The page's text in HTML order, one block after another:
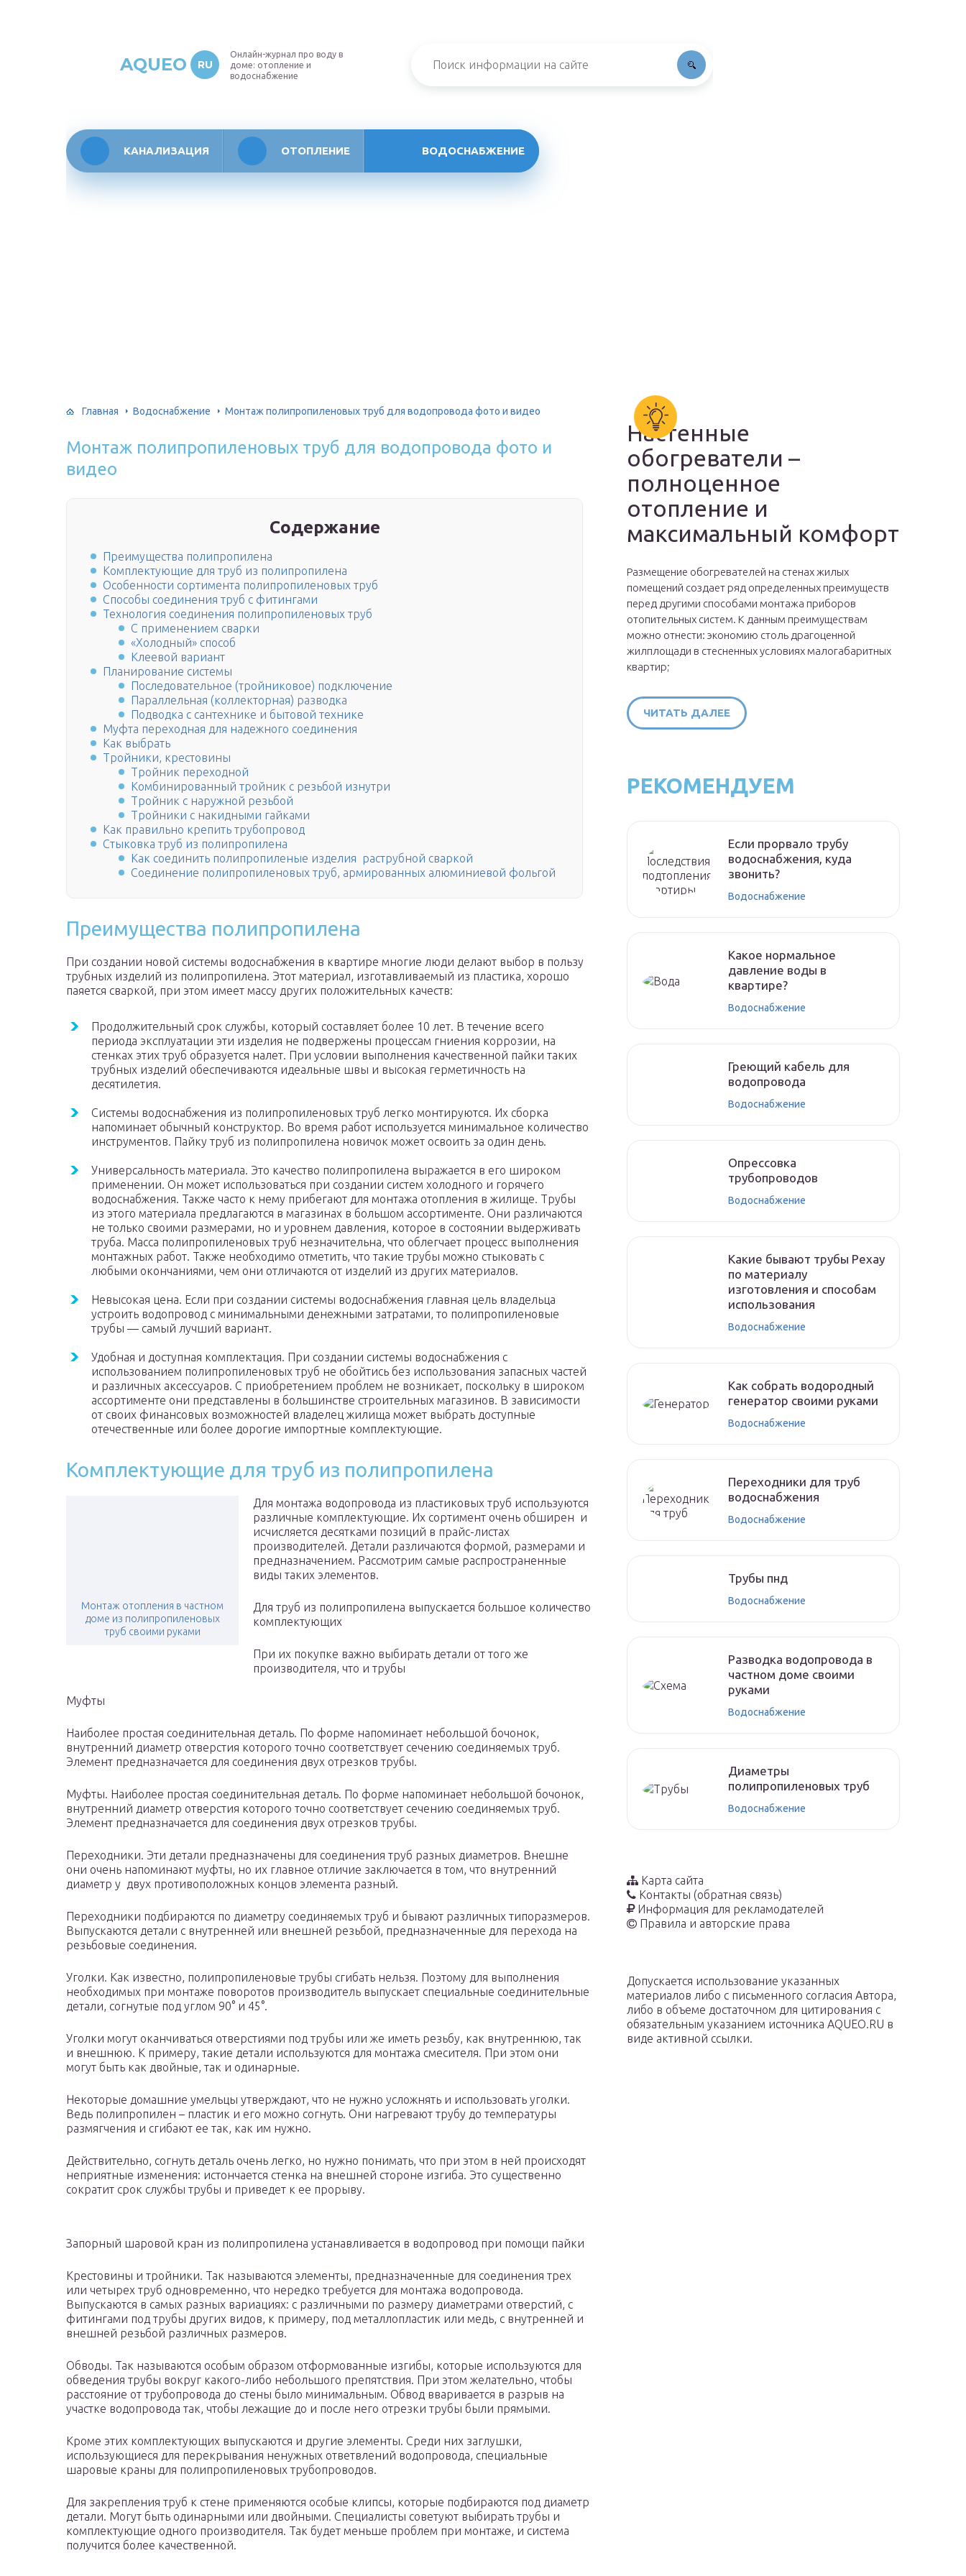
AQUEO RU
Онлайн-журнал про воду в
доме: отопление и
водоснабжение
КАНАЛИЗАЦИЯ ОТОПЛЕНИЕ ВОДОСНАБЖЕНИЕ
Главная Водоснабжение Монтаж полипропиленовых труб для водопровода фото и видео
Монтаж полипропиленовых труб для водопровода фото и
видео
Содержание
Преимущества полипропилена
Комплектующие для труб из полипропилена
Особенности сортимента полипропиленовых труб
Способы соединения труб с фитингами
Технология соединения полипропиленовых труб
С применением сварки
«Холодный» способ
Клеевой вариант
Планирование системы
Последовательное (тройниковое) подключение
Параллельная (коллекторная) разводка
Подводка с сантехнике и бытовой технике
Муфта переходная для надежного соединения
Как выбрать
Тройники, крестовины
Тройник переходной
Комбинированный тройник с резьбой изнутри
Тройник с наружной резьбой
Тройники с накидными гайками
Как правильно крепить трубопровод
Стыковка труб из полипропилена
Как соединить полипропиленые изделия раструбной сваркой
Соединение полипропиленовых труб, армированных алюминиевой фольгой
Преимущества полипропилена
При создании новой системы водоснабжения в квартире многие люди делают выбор в пользу
трубных изделий из полипропилена. Этот материал, изготавливаемый из пластика, хорошо
паяется сваркой, при этом имеет массу других положительных качеств:
Продолжительный срок службы, который составляет более 10 лет. В течение всего
периода эксплуатации эти изделия не подвержены процессам гниения коррозии, на
стенках этих труб образуется налет. При условии выполнения качественной пайки таких
трубных изделий обеспечиваются идеальные швы и высокая герметичность на
десятилетия.
Системы водоснабжения из полипропиленовых труб легко монтируются. Их сборка
напоминает обычный конструктор. Во время работ используется минимальное количество
инструментов. Пайку труб из полипропилена новичок может освоить за один день.
Универсальность материала. Это качество полипропилена выражается в его широком
применении. Он может использоваться при создании систем холодного и горячего
водоснабжения. Также часто к нему прибегают для монтажа отопления в жилище. Трубы
из этого материала предлагаются в магазинах в большом ассортименте. Они различаются
не только своими размерами, но и уровнем давления, которое в состоянии выдерживать
труба. Масса полипропиленовых труб незначительна, что облегчает процесс выполнения
монтажных работ. Также необходимо отметить, что такие трубы можно стыковать с
любыми окончаниями, чем они отличаются от изделий из других материалов.
Невысокая цена. Если при создании системы водоснабжения главная цель владельца
устроить водопровод с минимальными денежными затратами, то полипропиленовые
трубы — самый лучший вариант.
Удобная и доступная комплектация. При создании системы водоснабжения с
использованием полипропиленовых труб не обойтись без использования запасных частей
и различных аксессуаров. С приобретением проблем не возникает, поскольку в широком
ассортименте они представлены в большинстве строительных магазинов. В зависимости
от своих финансовых возможностей владелец жилища может выбрать доступные
отечественные или более дорогие импортные комплектующие.
Комплектующие для труб из полипропилена
Монтаж отопления в частном
доме из полипропиленовых
труб своими руками
Для монтажа водопровода из пластиковых труб используются
различные комплектующие. Их сортимент очень обширен и
исчисляется десятками позиций в прайс-листах
производителей. Детали различаются формой, размерами и
предназначением. Рассмотрим самые распространенные
виды таких элементов.
Для труб из полипропилена выпускается большое количество
комплектующих
При их покупке важно выбирать детали от того же
производителя, что и трубы
Муфты
Наиболее простая соединительная деталь. По форме напоминает небольшой бочонок,
внутренний диаметр отверстия которого точно соответствует сечению соединяемых труб.
Элемент предназначается для соединения двух отрезков трубы.
Муфты. Наиболее простая соединительная деталь. По форме напоминает небольшой бочонок,
внутренний диаметр отверстия которого точно соответствует сечению соединяемых труб.
Элемент предназначается для соединения двух отрезков трубы.
Переходники. Эти детали предназначены для соединения труб разных диаметров. Внешне
они очень напоминают муфты, но их главное отличие заключается в том, что внутренний
диаметр у двух противоположных концов элемента разный.
Переходники подбираются по диаметру соединяемых труб и бывают различных типоразмеров.
Выпускаются детали с внутренней или внешней резьбой, предназначенные для перехода на
резьбовые соединения.
Уголки. Как известно, полипропиленовые трубы сгибать нельзя. Поэтому для выполнения
необходимых при монтаже поворотов производитель выпускает специальные соединительные
детали, согнутые под углом 90° и 45°.
Уголки могут оканчиваться отверстиями под трубы или же иметь резьбу, как внутреннюю, так
и внешнюю. К примеру, такие детали используются для монтажа смесителя. При этом они
могут быть как двойные, так и одинарные.
Некоторые домашние умельцы утверждают, что не нужно усложнять и использовать уголки.
Ведь полипропилен – пластик и его можно согнуть. Они нагревают трубу до температуры
размягчения и сгибают ее так, как им нужно.
Действительно, согнуть деталь очень легко, но нужно понимать, что при этом в ней происходят
неприятные изменения: истончается стенка на внешней стороне изгиба. Это существенно
сократит срок службы трубы и приведет к ее прорыву.
Запорный шаровой кран из полипропилена устанавливается в водопровод при помощи пайки
Крестовины и тройники. Так называются элементы, предназначенные для соединения трех
или четырех труб одновременно, что нередко требуется для монтажа водопровода.
Выпускаются в самых разных вариациях: с различными по размеру диаметрами отверстий, с
фитингами под трубы других видов, к примеру, под металлопластик или медь, с внутренней и
внешней резьбой различных размеров.
Обводы. Так называются особым образом отформованные изгибы, которые используются для
обведения трубы вокруг какого-либо небольшого препятствия. При этом желательно, чтобы
расстояние от трубопровода до стены было минимальным. Обвод вваривается в разрыв на
участке водопровода так, чтобы лежащие до и после него отрезки трубы были прямыми.
Кроме этих комплектующих выпускаются и другие элементы. Среди них заглушки,
использующиеся для перекрывания ненужных ответвлений водопровода, специальные
шаровые краны для полипропиленовых трубопроводов.
Для закрепления труб к стене применяются особые клипсы, которые подбираются под диаметр
детали. Могут быть одинарными или двойными. Специалисты советуют выбирать трубы и
комплектующие одного производителя. Так будет меньше проблем при монтаже, и система
получится более качественной.
Настенные
обогреватели –
полноценное
отопление и
максимальный комфорт
Размещение обогревателей на стенах жилых
помещений создает ряд определенных преимуществ
перед другими способами монтажа приборов
отопительных систем. К данным преимуществам
можно отнести: экономию столь драгоценной
жилплощади в стесненных условиях малогабаритных
квартир;
ЧИТАТЬ ДАЛЕЕ
РЕКОМЕНДУЕМ
Если прорвало трубу
водоснабжения, куда
звонить?
Водоснабжение
Какое нормальное
давление воды в
квартире?
Водоснабжение
Греющий кабель для
водопровода
Водоснабжение
Опрессовка
трубопроводов
Водоснабжение
Какие бывают трубы Рехау
по материалу
изготовления и способам
использования
Водоснабжение
Как собрать водородный
генератор своими руками
Водоснабжение
Переходники для труб
водоснабжения
Водоснабжение
Трубы пнд
Водоснабжение
Разводка водопровода в
частном доме своими
руками
Водоснабжение
Диаметры
полипропиленовых труб
Водоснабжение
Карта сайта
Контакты (обратная связь)
Информация для рекламодателей
Правила и авторские права
Допускается использование указанных
материалов либо с письменного согласия Автора,
либо в объеме достаточном для цитирования с
обязательным указанием источника AQUEO.RU в
виде активной ссылки.